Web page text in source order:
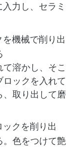
力し、セラミ
機械で削り出
溶かし、そこ
ックを入れて
、取り出して磨
クを削り出
。色をつけて艶